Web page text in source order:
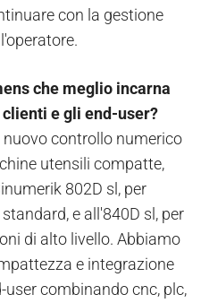
con la gestione
che meglio incarna
e gli end-user?
nuovo controllo numerico
utensili compatte,
802D sl, per
e all'840D sl, per
di alto livello. Abbiamo
e integrazione
combinando cnc, plc,